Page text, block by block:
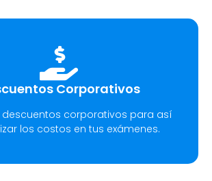
Corporativos
descuentos corporativos para así
los costos en tus exámenes.